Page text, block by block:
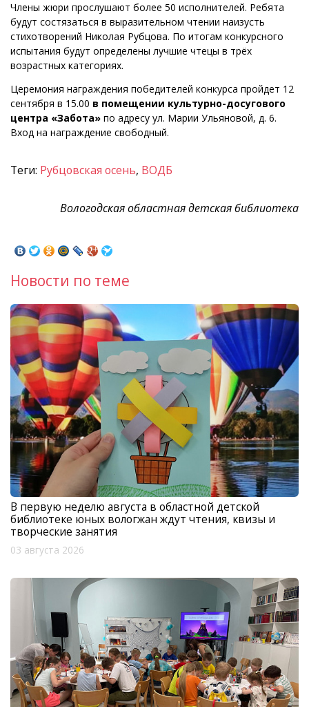
Члены жюри прослушают более 50 исполнителей. Ребята
будут состязаться в выразительном чтении наизусть
стихотворений Николая Рубцова. По итогам конкурсного
испытания будут определены лучшие чтецы в трёх
возрастных категориях.
Церемония награждения победителей конкурса пройдет 12
сентября в 15.00 в помещении культурно-досугового
центра «Забота» по адресу ул. Марии Ульяновой, д. 6.
Вход на награждение свободный.
Теги: Рубцовская осень, ВОДБ
Вологодская областная детская библиотека
Новости по теме
В первую неделю августа в областной детской
библиотеке юных вологжан ждут чтения, квизы и
творческие занятия
03 августа 2026